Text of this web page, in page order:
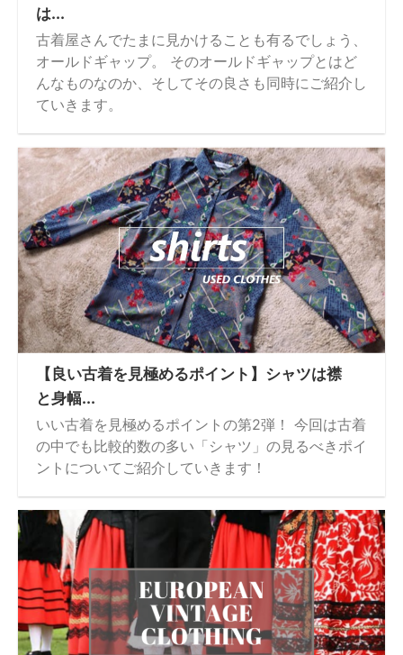
は...
古着屋さんでたまに見かけることも有るでしょう、
オールドギャップ。 そのオールドギャップとはど
んなものなのか、そしてその良さも同時にご紹介し
ていきます。
【良い古着を見極めるポイント】シャツは襟
と身幅...
いい古着を見極めるポイントの第2弾！ 今回は古着
の中でも比較的数の多い「シャツ」の見るべきポイ
ントについてご紹介していきます！